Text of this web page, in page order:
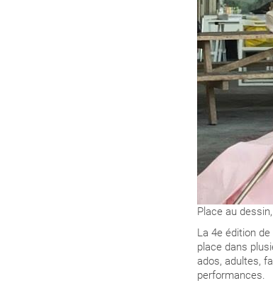
Place au
La 4e édition
place dans
ados, adultes,
performances.